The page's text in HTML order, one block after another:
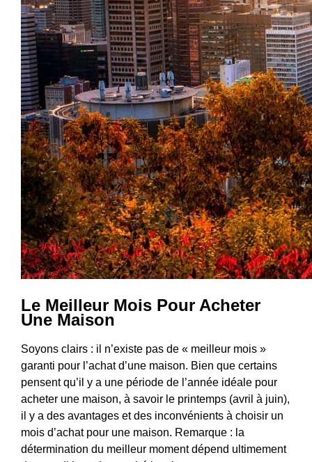
Le Meilleur Mois Pour Acheter
Une Maison
Soyons clairs : il n’existe pas de « meilleur mois »
garanti pour l’achat d’une maison. Bien que certains
pensent qu’il y a une période de l’année idéale pour
acheter une maison, à savoir le printemps (avril à juin),
il y a des avantages et des inconvénients à choisir un
mois d’achat pour une maison. Remarque : la
détermination du meilleur moment dépend ultimement